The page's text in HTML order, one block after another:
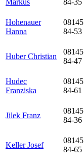
Markus
84-35
Hohenauer
Hanna
08145
84-53
Huber Christian
08145
84-47
Hudec
Franziska
08145
84-61
Jilek Franz
08145
84-36
Keller Josef
08145
84-65